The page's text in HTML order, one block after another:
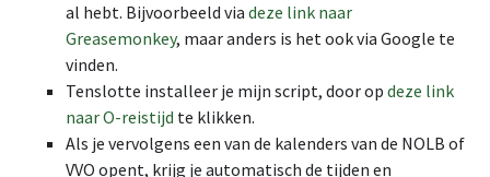
al hebt. Bijvoorbeeld via deze link naar
Greasemonkey, maar anders is het ook via Google te
vinden.
Tenslotte installeer je mijn script, door op deze link
naar O-reistijd te klikken.
Als je vervolgens een van de kalenders van de NOLB of
VVO opent, krijg je automatisch de tijden en